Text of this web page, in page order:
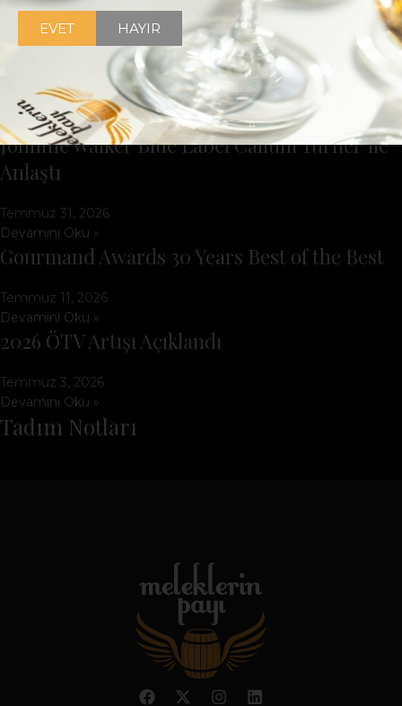
Devamını Oku »
The Project W OMAY 18 Tormore
Temmuz 31, 2026
Devamını Oku »
Johnnie Walker Blue Label Callum Turner ile
Anlaştı
Temmuz 31, 2026
Devamını Oku »
Gourmand Awards 30 Years Best of the Best
Temmuz 11, 2026
Devamını Oku »
2026 ÖTV Artışı Açıklandı
Temmuz 3, 2026
Devamını Oku »
Tadım Notları
EVET HAYIR